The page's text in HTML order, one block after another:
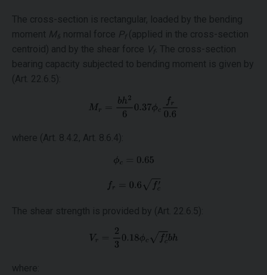
The cross-section is rectangular, loaded by the bending
moment Mf, normal force Pf (applied in the cross-section
centroid) and by the shear force Vf The cross-section
bearing capacity subjected to bending moment is given by
(Art. 22.6.5):
where (Art. 8.4.2, Art. 8.6.4):
The shear strength is provided by (Art. 22.6.5):
where: